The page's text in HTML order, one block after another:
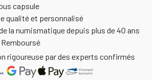
capsule
qualité et personnalisé
la numismatique depuis plus de 40 ans
rigoureuse par des experts confirmés